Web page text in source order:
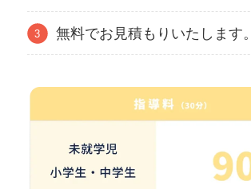
無料でお見積もりいたします。